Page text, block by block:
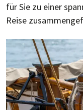
für Sie zu einer
Reise